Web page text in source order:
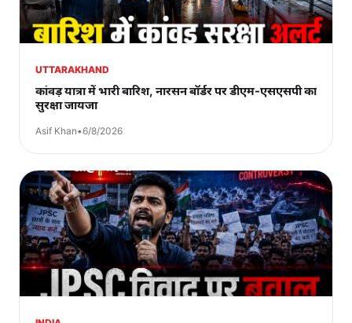
UTTARAKHAND
कांवड़ यात्रा में भारी बारिश, नारसन बॉर्डर पर डीएम-एसएसपी का
सुरक्षा जायजा
Asif Khan•6/8/2026